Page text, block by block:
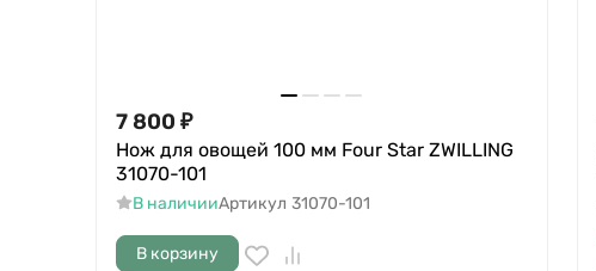
7 800 ₽
Нож для овощей 100 мм Four Star ZWILLING
31070-101
В наличииАртикул 31070-101
В корзину